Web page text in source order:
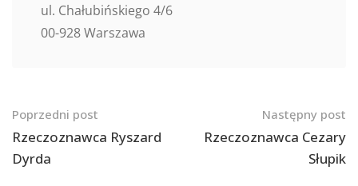
ul. Chałubińskiego 4/6
00-928 Warszawa
Nawigacja
po
postach
Poprzedni post
Rzeczoznawca Ryszard
Dyrda
Następny post
Rzeczoznawca Cezary
Słupik